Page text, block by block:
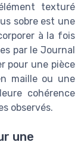
texturé
sobre est une
à la fois
par le Journal
pour une pièce
maille ou une
cohérence
observés.
une